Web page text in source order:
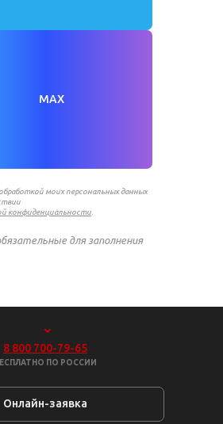
MAX
моих персональных данных
конфиденциальности
для заполнения
8 800 700-79-65
ПО РОССИИ
Онлайн-заявка